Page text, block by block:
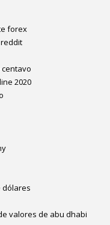
forex
2020
dólares
valores de abu dhabi